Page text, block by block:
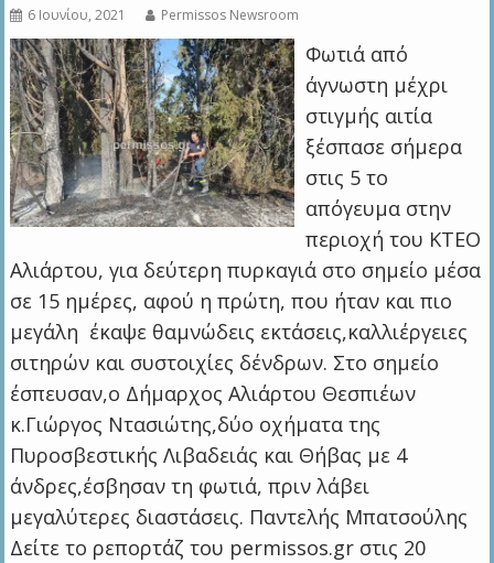
6 Ιουνίου, 2021 Permissos Newsroom
Φωτιά από
άγνωστη μέχρι
στιγμής αιτία
ξέσπασε σήμερα
στις 5 το
απόγευμα στην
περιοχή του ΚΤΕΟ
Αλιάρτου, για δεύτερη πυρκαγιά στο σημείο μέσα
σε 15 ημέρες, αφού η πρώτη, που ήταν και πιο
μεγάλη έκαψε θαμνώδεις εκτάσεις,καλλιέργειες
σιτηρών και συστοιχίες δένδρων. Στο σημείο
έσπευσαν,ο Δήμαρχος Αλιάρτου Θεσπιέων
κ.Γιώργος Ντασιώτης,δύο οχήματα της
Πυροσβεστικής Λιβαδειάς και Θήβας με 4
άνδρες,έσβησαν τη φωτιά, πριν λάβει
μεγαλύτερες διαστάσεις. Παντελής Μπατσούλης
Δείτε το ρεπορτάζ του permissos.gr στις 20